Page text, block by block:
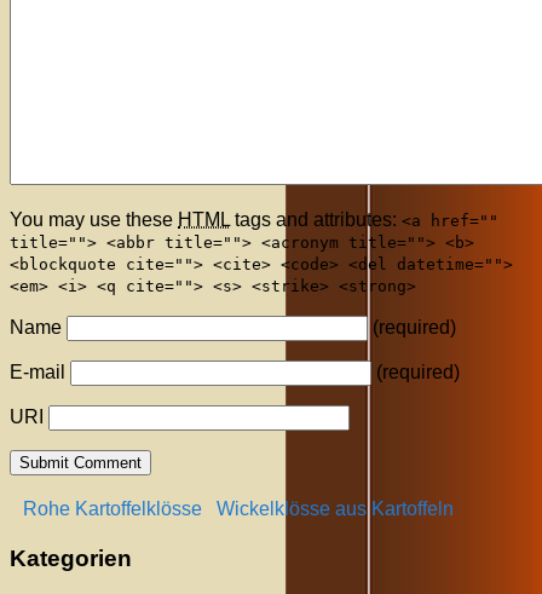
You may use these HTML tags and attributes: <a href=""
title=""> <abbr title=""> <acronym title=""> <b>
<blockquote cite=""> <cite> <code> <del datetime="">
<em> <i> <q cite=""> <s> <strike> <strong>
Name (required)
E-mail (required)
URI
Rohe Kartoffelklösse Wickelklösse aus Kartoffeln
Kategorien